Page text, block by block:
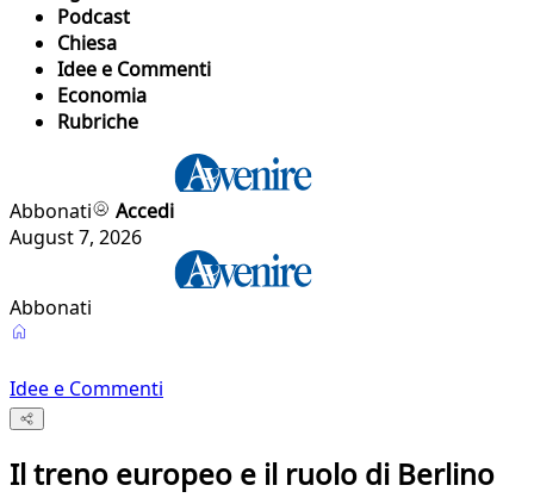
Podcast
Chiesa
Idee e Commenti
Economia
Rubriche
Abbonati
Accedi
August 7, 2026
Abbonati
Idee e Commenti
Il treno europeo e il ruolo di Berlino